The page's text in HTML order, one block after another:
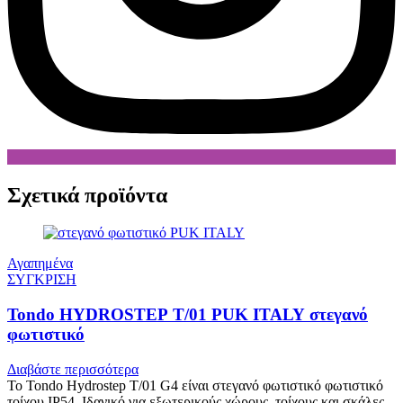
Σχετικά προϊόντα
Αγαπημένα
ΣΥΓΚΡΙΣΗ
Tondo HYDROSTEP T/01 PUK ITALY στεγανό
φωτιστικό
Διαβάστε περισσότερα
Το Tondo Hydrostep T/01 G4 είναι στεγανό φωτιστικό φωτιστικό